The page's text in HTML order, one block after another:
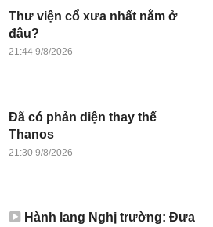
Thư viện cổ xưa nhất nằm ở
đâu?
21:44 9/8/2026
Đã có phản diện thay thế
Thanos
21:30 9/8/2026
Hành lang Nghị trường: Đưa